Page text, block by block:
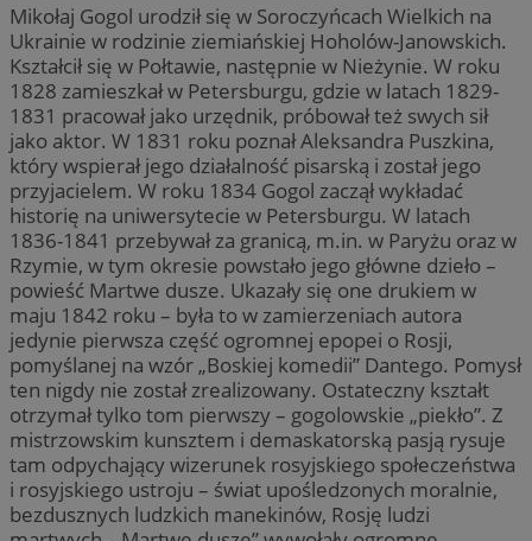
Mikołaj Gogol urodził się w Soroczyńcach Wielkich na
Ukrainie w rodzinie ziemiańskiej Hoholów-Janowskich.
Kształcił się w Połtawie, następnie w Nieżynie. W roku
1828 zamieszkał w Petersburgu, gdzie w latach 1829-
1831 pracował jako urzędnik, próbował też swych sił
jako aktor. W 1831 roku poznał Aleksandra Puszkina,
który wspierał jego działalność pisarską i został jego
przyjacielem. W roku 1834 Gogol zaczął wykładać
historię na uniwersytecie w Petersburgu. W latach
1836-1841 przebywał za granicą, m.in. w Paryżu oraz w
Rzymie, w tym okresie powstało jego główne dzieło –
powieść Martwe dusze. Ukazały się one drukiem w
maju 1842 roku – była to w zamierzeniach autora
jedynie pierwsza część ogromnej epopei o Rosji,
pomyślanej na wzór „Boskiej komedii” Dantego. Pomysł
ten nigdy nie został zrealizowany. Ostateczny kształt
otrzymał tylko tom pierwszy – gogolowskie „piekło”. Z
mistrzowskim kunsztem i demaskatorską pasją rysuje
tam odpychający wizerunek rosyjskiego społeczeństwa
i rosyjskiego ustroju – świat upośledzonych moralnie,
bezdusznych ludzkich manekinów, Rosję ludzi